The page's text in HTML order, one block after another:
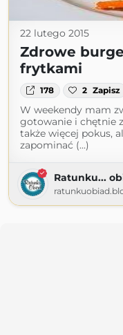
22 lutego 2015
Zdrowe
frytkami
178 2 Zapisz
W weekendy mam
gotowanie i chętnie
także więcej pokus,
zapominać (...)
Ratunku...